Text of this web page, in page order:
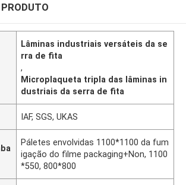
Lâminas industriais versáteis da se
rra de fita
,
Microplaqueta tripla das lâminas in
dustriais da serra de fita
IAF, SGS, UKAS
Páletes envolvidas 1100*1100 da fum
igação do filme packaging+Non, 1100
*550, 800*800